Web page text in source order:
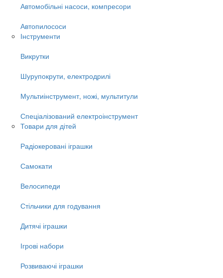
Автомобільні насоси, компресори
Автопилососи
Інструменти
Викрутки
Шурупокрути, електродрилі
Мультиінструмент, ножі, мультитули
Спеціалізований електроінструмент
Товари для дітей
Радіокеровані іграшки
Самокати
Велосипеди
Стільчики для годування
Дитячі іграшки
Ігрові набори
Розвиваючі іграшки